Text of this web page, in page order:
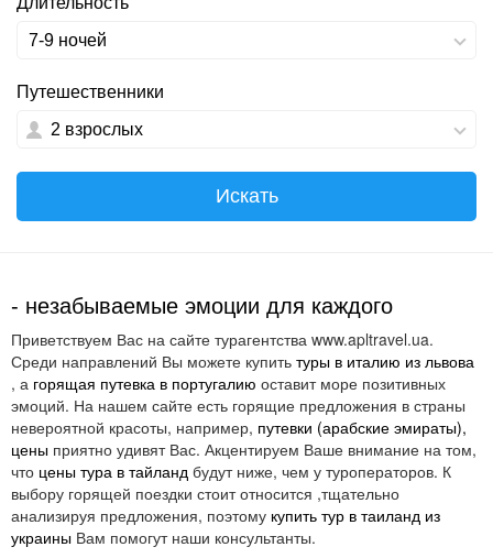
to
interact
with
calendar
and
select
Press
mark
keyboard
for
changing
dates.
Press
the
question
mark
keyboard
for
changing
dates.
7-9 ночей
Путешественники
2 взрослых
Искать
- незабываемые эмоции для каждого
Приветствуем Вас на сайте турагентства www.apltravel.ua.
Среди направлений Вы можете купить туры в италию из львова
, а горящая путевка в португалию оставит море позитивных
эмоций. На нашем сайте есть горящие предложения в страны
невероятной красоты, например, путевки (арабские эмираты),
цены приятно удивят Вас. Акцентируем Ваше внимание на том,
что цены тура в тайланд будут ниже, чем у туроператоров. К
выбору горящей поездки стоит относится ,тщательно
анализируя предложения, поэтому купить тур в таиланд из
украины Вам помогут наши консультанты.